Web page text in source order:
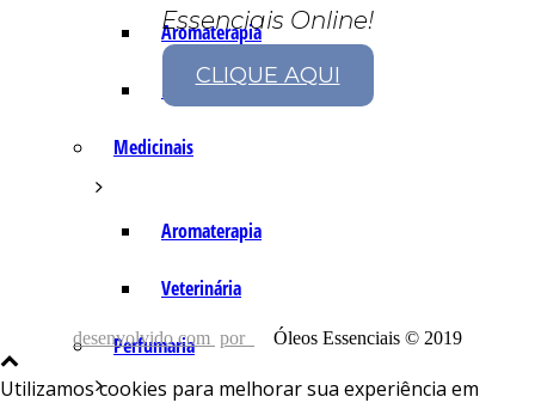
Aromaterapia
Fórmulas Caseiras
Medicinais
Aromaterapia
Veterinária
Perfumaria
Essenciais Online!
CLIQUE AQUI
desenvolvido com por Óleos Essenciais © 2019
Utilizamos cookies para melhorar sua experiência em